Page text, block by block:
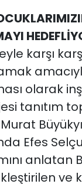
karşı
olarak
tanıtım
Murat
Efes
anlatan
ve